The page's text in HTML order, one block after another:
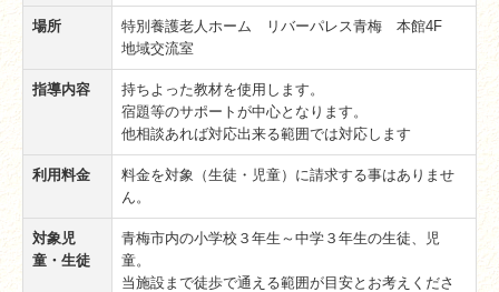
場所
特別養護老人ホーム リバーパレス青梅 本館4F
地域交流室
指導内容
持ちよった教材を使用します。
宿題等のサポートが中心となります。
他相談あれば対応出来る範囲では対応します
利用料金
料金を対象（生徒・児童）に請求する事はありませ
ん。
対象児
童・生徒
青梅市内の小学校３年生～中学３年生の生徒、児
童。
当施設まで徒歩で通える範囲が目安とお考えくださ